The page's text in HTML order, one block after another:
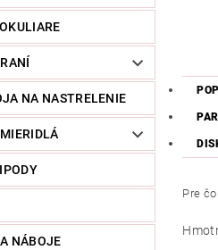
NA NASTRELENIE
NÁBOJE
Pre